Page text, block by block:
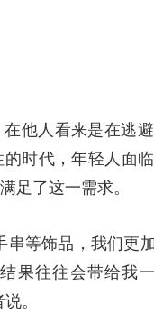
他人看来是在逃
时代，年轻人面
足了这一需求。
串等饰品，我们更
果往往会带给我
。